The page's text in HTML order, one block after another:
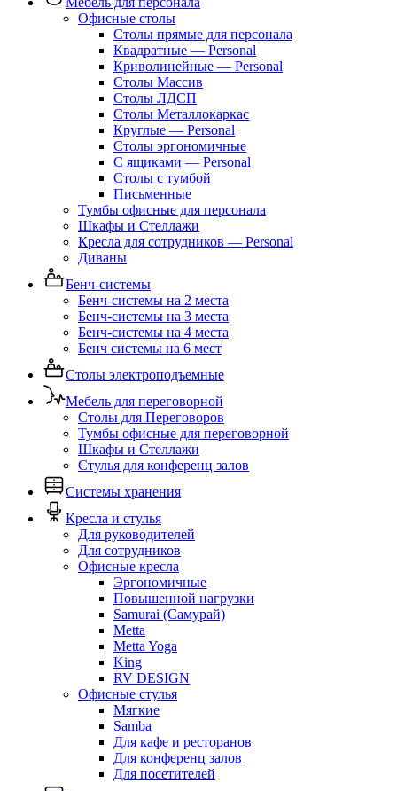
Офисные столы
Столы прямые для персонала
Квадратные — Personal
Криволинейные — Personal
Столы Массив
Столы ЛДСП
Столы Металлокаркас
Круглые — Personal
Столы эргономичные
С ящиками — Personal
Столы с тумбой
Письменные
Тумбы офисные для персонала
Шкафы и Стеллажи
Кресла для сотрудников — Personal
Диваны
Бенч-системы
Бенч-системы на 2 места
Бенч-системы на 3 места
Бенч-системы на 4 места
Бенч системы на 6 мест
Столы электроподъемные
Мебель для переговорной
Столы для Переговоров
Тумбы офисные для переговорной
Шкафы и Стеллажи
Стулья для конференц залов
Системы хранения
Кресла и стулья
Для руководителей
Для сотрудников
Офисные кресла
Эргономичные
Повышенной нагрузки
Samurai (Самурай)
Metta
Metta Yoga
King
RV DESIGN
Офисные стулья
Мягкие
Samba
Для кафе и ресторанов
Для конференц залов
Для посетителей